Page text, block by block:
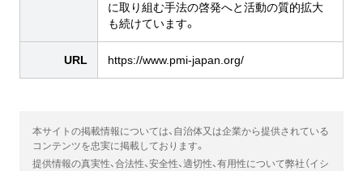
に取り組む手法の啓発へと活動の質的拡大
も続けています。
URL https://www.pmi-japan.org/
本サイトの掲載情報については、自治体又は企業から提供されている
コンテンツを忠実に掲載しております。
提供情報の真実性、合法性、安全性、適切性、有用性について弊社（イシ